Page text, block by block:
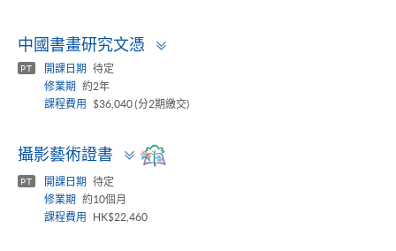
中國書畫研究文憑
PT 開課日期
待定
修業期
約2年
課程費用
$36,040 (分2期繳交)
攝影藝術證書
Toggle
panel
PT 開課日期
待定
修業期
約10個月
課程費用
HK$22,460